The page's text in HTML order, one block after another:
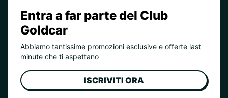
Entra a far parte del Club
Goldcar
Abbiamo tantissime promozioni esclusive e offerte last
minute che ti aspettano
ISCRIVITI ORA